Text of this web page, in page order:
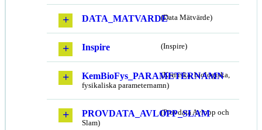
DATA_MATVARDE(Data Mätvärde)
Inspire (Inspire)
KemBioFys_PARAMETERNAMN
(Kemiska, biologiska,
fysikaliska parameternamn)
PROVDATA_AVLOPP_SLAM
(Provdata Avlopp och
Slam)